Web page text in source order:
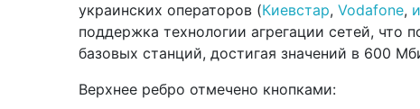
украинских операторов (Киевстар, Vodafone,
поддержка технологии агрегации сетей, что
базовых станций, достигая значений в 600
Верхнее ребро отмечено кнопками: